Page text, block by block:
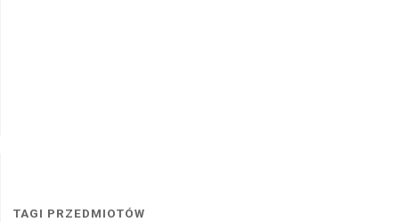
TAGI PRZEDMIOTÓW